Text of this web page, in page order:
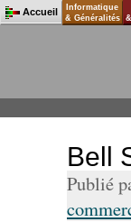
Bell
Publié
Accueil
Informatique
& Généralités